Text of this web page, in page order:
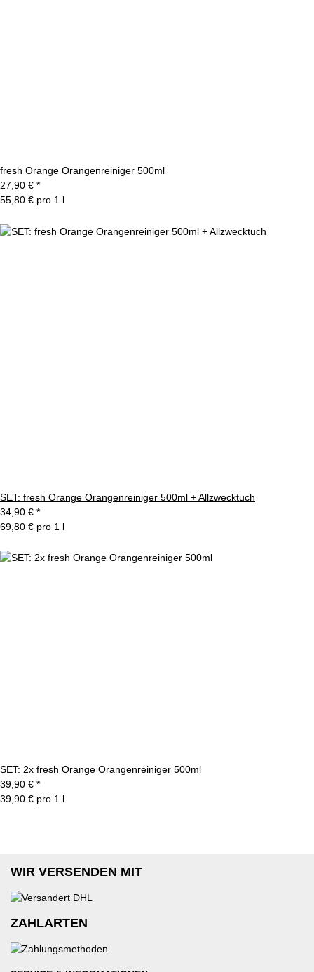
fresh Orange Orangenreiniger 500ml
27,90 € *
55,80 € pro 1 l
SET: fresh Orange Orangenreiniger 500ml + Allzwecktuch
34,90 € *
69,80 € pro 1 l
SET: 2x fresh Orange Orangenreiniger 500ml
39,90 € *
39,90 € pro 1 l
WIR VERSENDEN MIT
ZAHLARTEN